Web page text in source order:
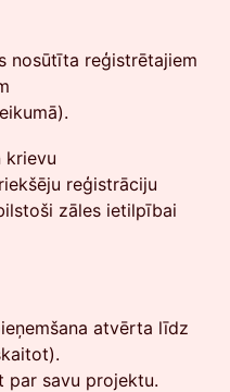
nosūtīta reģistrētajiem
krievu
reģistrāciju
zāles ietilpībai
atvērta līdz
par savu projektu.